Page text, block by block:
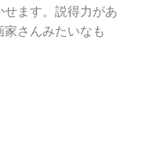
せます。説得力があ
さんみたいなも